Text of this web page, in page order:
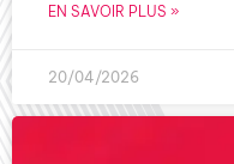
EN SAVOIR PLUS »
20/04/2026